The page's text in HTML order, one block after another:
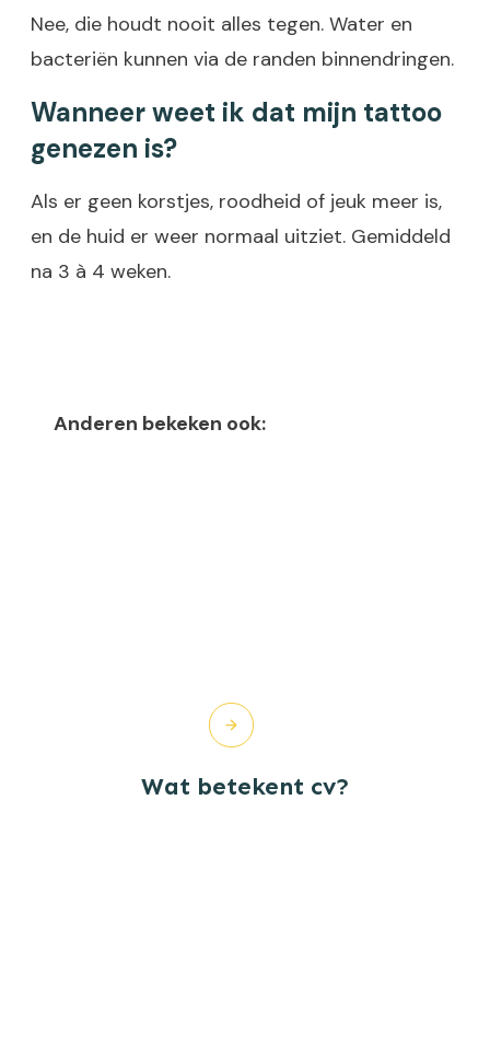
Nee, die houdt nooit alles tegen. Water en
bacteriën kunnen via de randen binnendringen.
Wanneer weet ik dat mijn tattoo
genezen is?
Als er geen korstjes, roodheid of jeuk meer is,
en de huid er weer normaal uitziet. Gemiddeld
na 3 à 4 weken.
Anderen bekeken ook:
Wat betekent cv?